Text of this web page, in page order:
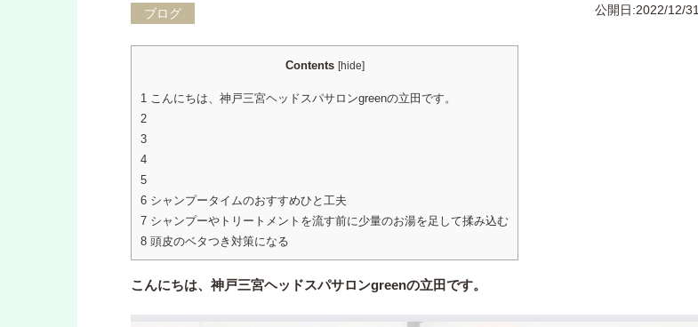
ブログ 公開日:2022/12/31
Contents [hide]
1 こんにちは、神戸三宮ヘッドスパサロンgreenの立田です。
2
3
4
5
6 シャンプータイムのおすすめひと工夫
7 シャンプーやトリートメントを流す前に少量のお湯を足して揉み込む
8 頭皮のベタつき対策になる
こんにちは、神戸三宮ヘッドスパサロンgreenの立田です。